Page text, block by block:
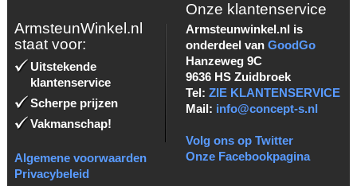
ArmsteunWinkel.nl
staat voor:
Uitstekende
klantenservice
Scherpe prijzen
Vakmanschap!
Algemene voorwaarden
Privacybeleid
Onze klantenservice
Armsteunwinkel.nl is
onderdeel van GoodGo
Hanzeweg 9C
9636 HS Zuidbroek
Tel: ZIE KLANTENSERVICE
Mail: info@concept-s.nl
Volg ons op Twitter
Onze Facebookpagina